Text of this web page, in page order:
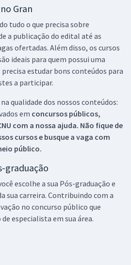
Gran
tudo o que precisa sobre
a publicação do edital até as
ofertadas. Além disso, os cursos
ideais para quem possui uma
estudar bons conteúdos para
a participar.
qualidade dos nossos conteúdos:
em concursos públicos,
com a nossa ajuda. Não fique de
cursos e busque a vaga com
público.
graduação
escolhe a sua Pós-graduação e
sua carreira. Contribuindo com a
no concurso público que
especialista em sua área.